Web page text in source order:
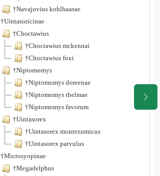
†Navajovius kohlhaasae
†Uintasoricinae
†Choctawius
†Choctawius mckennai
†Choctawius foxi
†Niptomomys
†Niptomomys doreenae
†Niptomomys thelmae
†Niptomomys favorum
†Uintasorex
†Uintasorex montezumicus
†Uintasorex parvulus
†Microsyopinae
†Megadelphus